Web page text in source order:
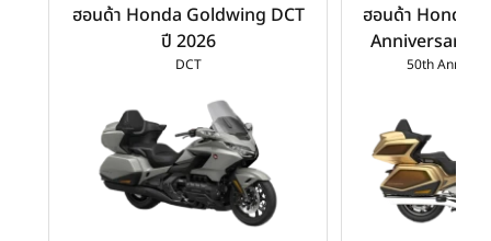
ฮอนด้า Honda Goldwing DCT
ปี 2026
DCT
ฮอนด้า Honda
Anniversary
50th